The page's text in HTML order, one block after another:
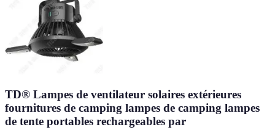
TD® Lampes de ventilateur solaires extérieures
fournitures de camping lampes de camping lampes
de tente portables rechargeables par